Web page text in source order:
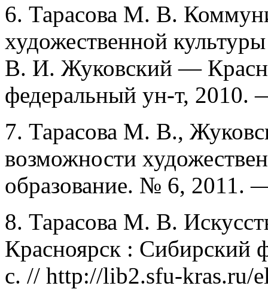
6. Тарасова М. В.
художественной
В. И. Жуковский —
федеральный ун-т, 2010.
7. Тарасова М. В.,
возможности
образование. № 6, 2011.
8. Тарасова М. В.
Красноярск : Сибирский
с. // http://lib2.sfu-kras.ru/